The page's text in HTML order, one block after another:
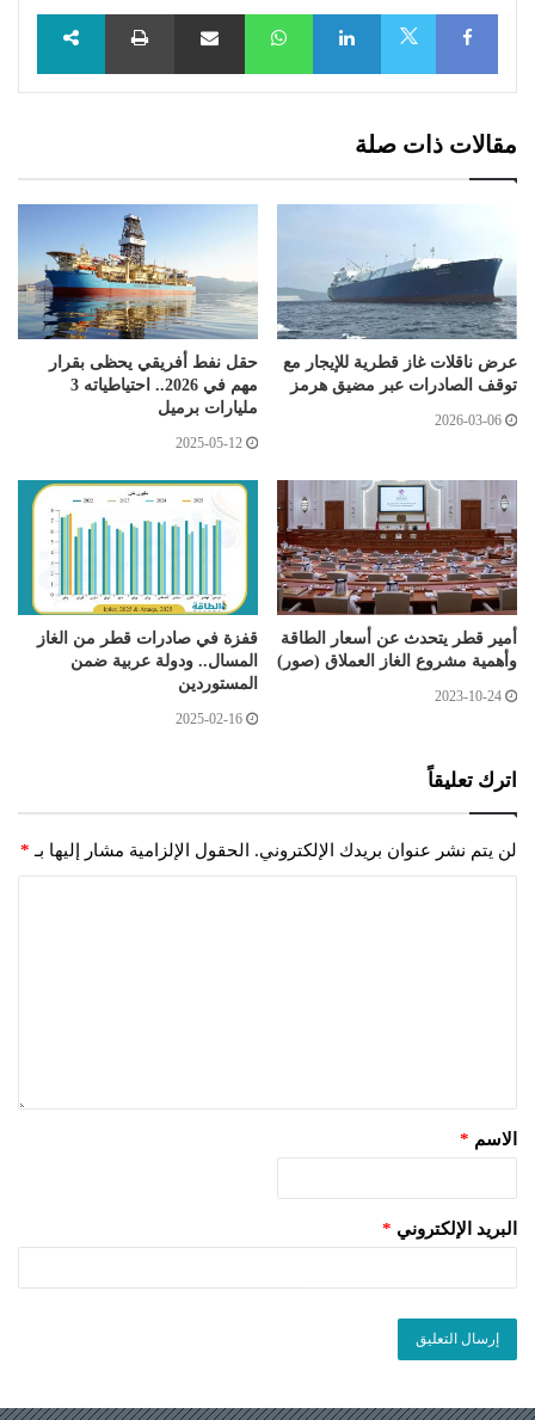
Facebook
LinkedIn
WhatsAppمشاركة عبر البريد طباعة
مقالات ذات صلة
عرض ناقلات غاز قطرية للإيجار مع
توقف الصادرات عبر مضيق هرمز
2026-03-06
حقل نفط أفريقي يحظى بقرار
مهم في 2026.. احتياطياته 3
مليارات برميل
2025-05-12
أمير قطر يتحدث عن أسعار الطاقة
وأهمية مشروع الغاز العملاق (صور)
2023-10-24
قفزة في صادرات قطر من الغاز
المسال.. ودولة عربية ضمن
المستوردين
2025-02-16
اترك تعليقاً
لن يتم نشر عنوان بريدك الإلكتروني. الحقول الإلزامية مشار إليها بـ *
الاسم *
البريد الإلكتروني *